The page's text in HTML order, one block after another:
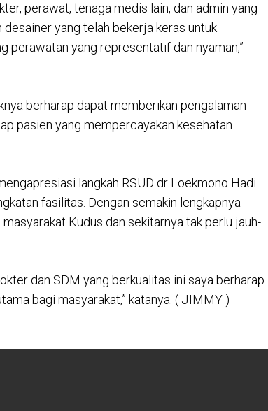
perawat, tenaga medis lain, dan admin yang
yang telah bekerja keras untuk
perawatan yang representatif dan nyaman,”
berharap dapat memberikan pengalaman
pasien yang mempercayakan kesehatan
langkah RSUD dr Loekmono Hadi
fasilitas. Dengan semakin lengkapnya
Kudus dan sekitarnya tak perlu jauh-
dan SDM yang berkualitas ini saya berharap
bagi masyarakat,” katanya. ( JIMMY )